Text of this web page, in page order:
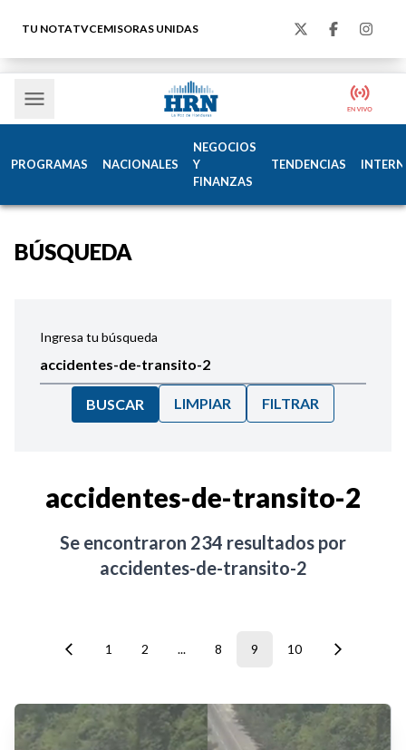
TU NOTATVCEMISORAS UNIDAS
PROGRAMAS NACIONALES
NEGOCIOS
Y
FINANZAS
TENDENCIAS
BÚSQUEDA
Ingresa tu búsqueda
BUSCAR LIMPIAR FILTRAR
accidentes-de-transito-2
Se encontraron 234 resultados por
accidentes-de-transito-2
1 2 ... 8 9 10